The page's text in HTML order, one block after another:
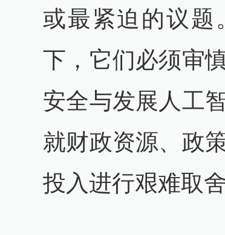
或最紧迫的议题
下，它们必须审
安全与发展人工
就财政资源、政
投入进行艰难取舍